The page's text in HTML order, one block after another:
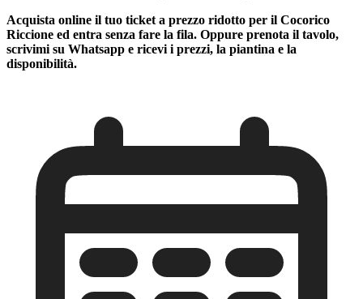
Acquista online il tuo ticket a prezzo ridotto per il Cocorico
Riccione ed entra senza fare la fila. Oppure prenota il tavolo,
scrivimi su Whatsapp e ricevi i prezzi, la piantina e la
disponibilità.